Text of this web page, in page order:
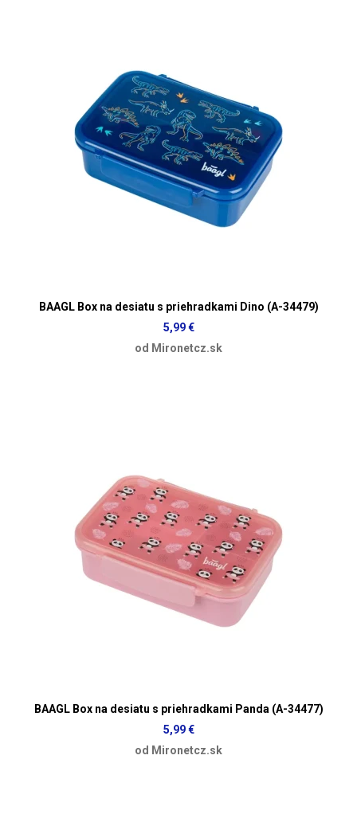
BAAGL Box na desiatu s priehradkami Dino (A-34479)
5,99 €
od Mironetcz.sk
BAAGL Box na desiatu s priehradkami Panda (A-34477)
5,99 €
od Mironetcz.sk